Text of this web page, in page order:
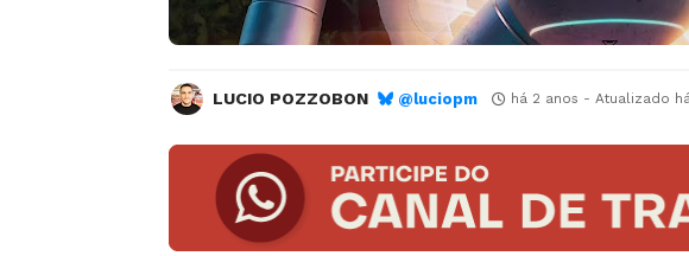
LUCIO POZZOBON @luciopm há 2 anos - Atualizado